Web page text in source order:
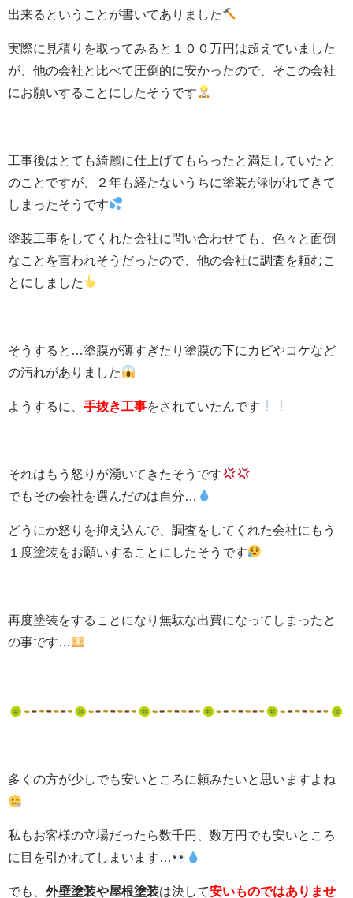
出来るということが書いてありました
実際に見積りを取ってみると１００万円は超えていました
が、他の会社と比べて圧倒的に安かったので、そこの会社
にお願いすることにしたそうです
工事後はとても綺麗に仕上げてもらったと満足していたと
のことですが、２年も経たないうちに塗装が剥がれてきて
しまったそうです
塗装工事をしてくれた会社に問い合わせても、色々と面倒
なことを言われそうだったので、他の会社に調査を頼むこ
とにしました
そうすると…塗膜が薄すぎたり塗膜の下にカビやコケなど
の汚れがありました
ようするに、 手抜き工事をされていたんです
それはもう怒りが湧いてきたそうです
でもその会社を選んだのは自分…
どうにか怒りを抑え込んで、調査をしてくれた会社にもう
１度塗装をお願いすることにしたそうです
再度塗装をすることになり無駄な出費になってしまったと
の事です…
多くの方が少しでも安いところに頼みたいと思いますよね
私もお客様の立場だったら数千円、数万円でも安いところ
に目を引かれてしまいます…
でも、 外壁塗装や屋根塗装は決して安いものではありませ